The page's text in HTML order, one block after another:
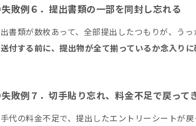
敗例６．提出書類の一部を同封し忘れる
書類が数枚あって、全部提出したつもりが、うっ
送付する前に、提出物が全て揃っているか念入り
敗例７．切手貼り忘れ、料金不足で戻って
代の料金不足で、提出したエントリーシートが